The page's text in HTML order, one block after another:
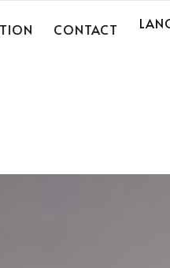
CONTACT